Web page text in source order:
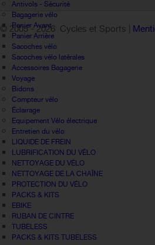
Antivols - Sécurité
Bagagerie vélo
Panier Avant
Panier Arrière
Sacoches vélo
Sacoches vélo latérales
Accessoires Bagagerie
Voyage
Bidons
Compteur vélo
Éclairage
Equipement Vélo électrique
Entretien du vélo
LIQUIDE DE FREIN
LUBRIFICATION DU VÉLO
NETTOYAGE DU VÉLO
NETTOYAGE DE LA CHAÎNE
PROTECTION DU VÉLO
PACKS & KITS
EBIKE
RUBAN DE CINTRE
TUBELESS
PACKS & KITS TUBELESS
© 2005 -2026 Cycles et Sports |